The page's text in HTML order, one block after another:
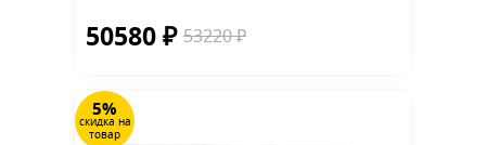
50580 ₽ 53220 ₽
5%
скидка на
товар